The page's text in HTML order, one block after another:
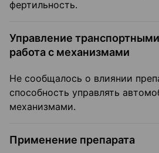
фертильность.
Управление
работа с механизмами
Не сообщалось о влиянии
способность управлять
механизмами.
Применение препарата